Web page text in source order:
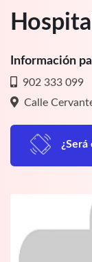
Información
902 333 099
Calle
¿Será